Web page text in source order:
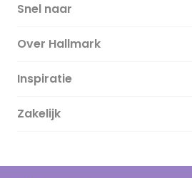
Snel naar
Over Hallmark
Over ons
Duurzaamheid
Inspiratie
Magazine
Cadeau inspiratie
Zakelijk